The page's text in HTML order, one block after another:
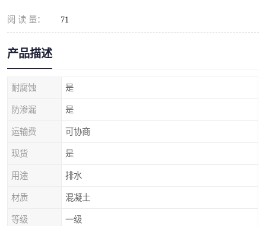
阅 读 量： 71
产品描述
耐腐蚀 是
防渗漏 是
运输费 可协商
现货 是
用途 排水
材质 混凝土
等级 一级